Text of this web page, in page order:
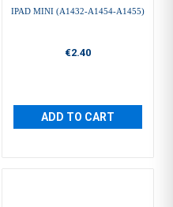
IPAD MINI (A1432-A1454-A1455)
€2.40
ADD TO CART